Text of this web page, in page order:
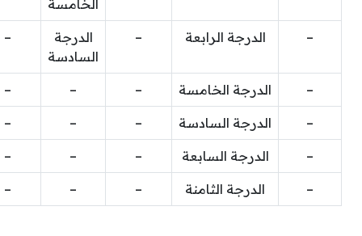
الخامسة
– الدرجة الرابعة –
الدرجة
السادسة
–
– الدرجة الخامسة –
–
–
– الدرجة السادسة –
–
–
– الدرجة السابعة –
–
–
– الدرجة الثامنة –
–
–